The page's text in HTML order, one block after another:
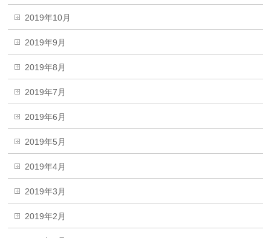
2019年10月
2019年9月
2019年8月
2019年7月
2019年6月
2019年5月
2019年4月
2019年3月
2019年2月